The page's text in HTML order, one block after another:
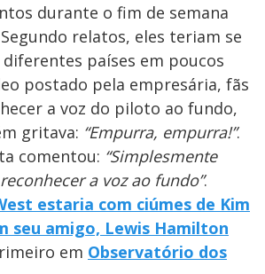
durante o fim de semana
relatos, eles teriam se
países em poucos
postado pela empresária, fãs
a voz do piloto ao fundo,
gritava: “Empurra, empurra!”.
comentou: “Simplesmente
a voz ao fundo”.
estaria com ciúmes de Kim
seu amigo, Lewis Hamilton
em Observatório dos